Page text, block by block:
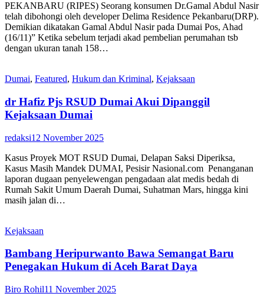
PEKANBARU (RIPES) Seorang konsumen Dr.Gamal Abdul Nasir
telah dibohongi oleh developer Delima Residence Pekanbaru(DRP).
Demikian dikatakan Gamal Abdul Nasir pada Dumai Pos, Ahad
(16/11)” Ketika sebelum terjadi akad pembelian perumahan tsb
dengan ukuran tanah 158…
Dumai, Featured, Hukum dan Kriminal, Kejaksaan
dr Hafiz Pjs RSUD Dumai Akui Dipanggil
Kejaksaan Dumai
redaksi12 November 2025
Kasus Proyek MOT RSUD Dumai, Delapan Saksi Diperiksa,
Kasus Masih Mandek DUMAI, Pesisir Nasional.com Penanganan
laporan dugaan penyelewengan pengadaan alat medis bedah di
Rumah Sakit Umum Daerah Dumai, Suhatman Mars, hingga kini
masih jalan di…
Kejaksaan
Bambang Heripurwanto Bawa Semangat Baru
Penegakan Hukum di Aceh Barat Daya
Biro Rohil11 November 2025